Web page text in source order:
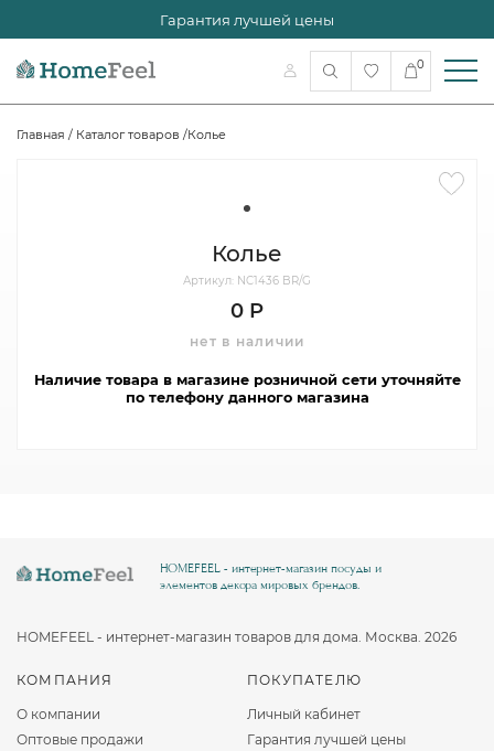
Гарантия лучшей цены
0
Главная / Каталог товаров /Колье
Колье
Артикул: NC1436 BR/G
0 Р
нет в наличии
Наличие товара в магазине розничной сети уточняйте
по телефону данного магазина
КОМПАНИЯ
О компании
Оптовые продажи
ПОКУПАТЕЛЮ
Личный кабинет
Гарантия лучшей цены
HOMEFEEL - интернет-магазин посуды и
элементов декора мировых брендов.
HOMEFEEL - интернет-магазин товаров для дома. Москва. 2026